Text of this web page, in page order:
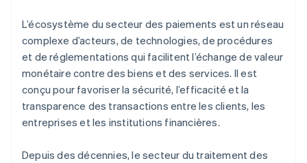
L’écosystème du secteur des paiements est un réseau
complexe d’acteurs, de technologies, de procédures
et de réglementations qui facilitent l’échange de valeur
monétaire contre des biens et des services. Il est
conçu pour favoriser la sécurité, l’efficacité et la
transparence des transactions entre les clients, les
entreprises et les institutions financières.
Depuis des décennies, le secteur du traitement des